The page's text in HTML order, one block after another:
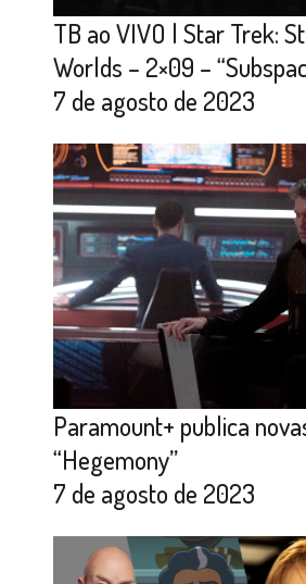
TB ao VIVO | Star Trek:
Worlds – 2×09 –
7 de agosto de 2023
Paramount+ publica
“Hegemony”
7 de agosto de 2023